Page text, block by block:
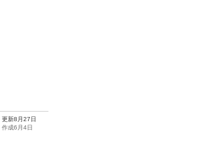
更新8月27日
作成6月4日